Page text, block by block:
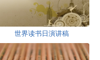
世界读书日演讲稿